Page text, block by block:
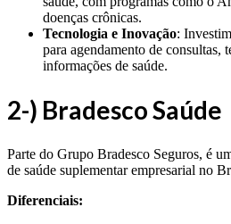
doenças crônicas.
Tecnologia e Inovação:
para agendamento de consultas,
informações de saúde.
2-) Bradesco Saúde
Parte do Grupo Bradesco Seguros, é
de saúde suplementar empresarial no
Diferenciais: